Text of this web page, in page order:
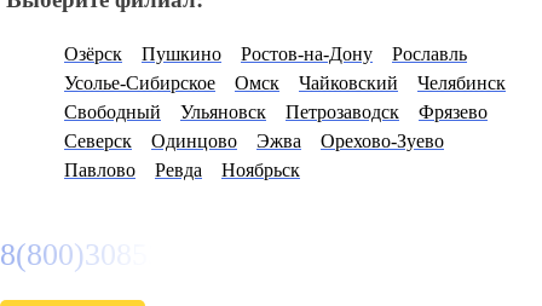
Озёрск Пушкино Ростов-на-Дону
Рославль
Усолье-Сибирское
Омск Чайковский
Челябинск
Свободный
Ульяновск Петрозаводск
Фрязево
Северск
Одинцово Эжва
Орехово-Зуево
Павлово
Ревда Ноябрьск
8(800)3085303